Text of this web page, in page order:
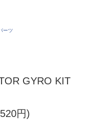
ーツ
GYRO KIT
円)